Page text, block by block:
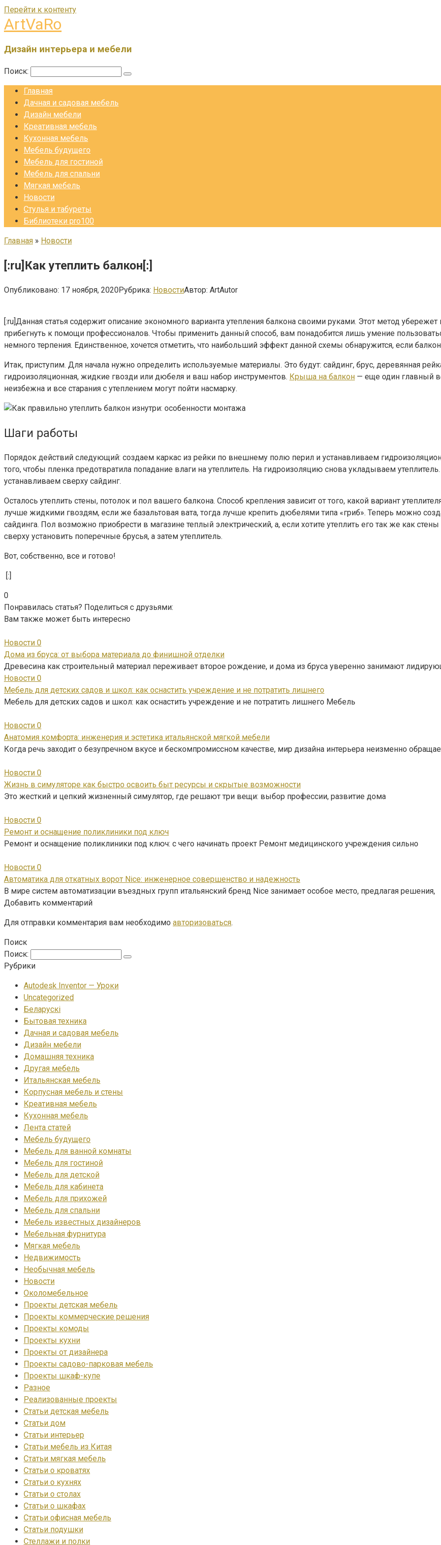
Перейти к контенту
ArtVaRo
Дизайн интерьера и мебели
Поиск:
Главная
Дачная и садовая мебель
Дизайн мебели
Креативная мебель
Кухонная мебель
Мебель будущего
Мебель для гостиной
Мебель для спальни
Мягкая мебель
Новости
Стулья и табуреты
Библиотеки pro100
Главная » Новости
[:ru]Как утеплить балкон[:]
Опубликовано: 17 ноября, 2020Рубрика: НовостиАвтор: ArtAutor
[:ru]Данная статья содержит описание экономного варианта утепления балкона своими руками. Этот метод
прибегнуть к помощи профессионалов. Чтобы применить данный способ, вам понадобится лишь умение
немного терпения. Единственное, хочется отметить, что наибольший эффект данной схемы обнаружится, если
Итак, приступим. Для начала нужно определить используемые материалы. Это будут: сайдинг, брус, деревянная
гидроизоляционная, жидкие гвозди или дюбеля и ваш набор инструментов. Крыша на балкон — еще один главный
неизбежна и все старания с утеплением могут пойти насмарку.
Шаги работы
Порядок действий следующий: создаем каркас из рейки по внешнему полю перил и устанавливаем
того, чтобы пленка предотвратила попадание влаги на утеплитель. На гидроизоляцию снова укладываем
устанавливаем сверху сайдинг.
Осталось утеплить стены, потолок и пол вашего балкона. Способ крепления зависит от того, какой вариант
лучше жидкими гвоздям, если же базальтовая вата, тогда лучше крепить дюбелями типа «гриб». Теперь можно
сайдинга. Пол возможно приобрести в магазине теплый электрический, а, если хотите утеплить его так же как
сверху установить поперечные брусья, а затем утеплитель.
Вот, собственно, все и готово!
[:]
0
Понравилась статья? Поделиться с друзьями:
Вам также может быть интересно
Новости 0
Дома из бруса: от выбора материала до финишной отделки
Древесина как строительный материал переживает второе рождение, и дома из бруса уверенно занимают
Новости 0
Мебель для детских садов и школ: как оснастить учреждение и не потратить лишнего
Мебель для детских садов и школ: как оснастить учреждение и не потратить лишнего Мебель
Новости 0
Анатомия комфорта: инженерия и эстетика итальянской мягкой мебели
Когда речь заходит о безупречном вкусе и бескомпромиссном качестве, мир дизайна интерьера неизменно
Новости 0
Жизнь в симуляторе как быстро освоить быт ресурсы и скрытые возможности
Это жесткий и цепкий жизненный симулятор, где решают три вещи: выбор профессии, развитие дома
Новости 0
Ремонт и оснащение поликлиники под ключ
Ремонт и оснащение поликлиники под ключ: с чего начинать проект Ремонт медицинского учреждения сильно
Новости 0
Автоматика для откатных ворот Nice: инженерное совершенство и надежность
В мире систем автоматизации въездных групп итальянский бренд Nice занимает особое место, предлагая решения,
Добавить комментарий
Для отправки комментария вам необходимо авторизоваться.
Поиск
Поиск:
Рубрики
Autodesk Inventor — Уроки
Uncategorized
Беларускі
Бытовая техника
Дачная и садовая мебель
Дизайн мебели
Домашняя техника
Другая мебель
Итальянская мебель
Корпусная мебель и стены
Креативная мебель
Кухонная мебель
Лента статей
Мебель будущего
Мебель для ванной комнаты
Мебель для гостиной
Мебель для детской
Мебель для кабинета
Мебель для прихожей
Мебель для спальни
Мебель известных дизайнеров
Мебельная фурнитура
Мягкая мебель
Недвижимость
Необычная мебель
Новости
Околомебельное
Проекты детская мебель
Проекты коммерческие решения
Проекты комоды
Проекты кухни
Проекты от дизайнера
Проекты садово-парковая мебель
Проекты шкаф-купе
Разное
Реализованные проекты
Статьи детская мебель
Статьи дом
Статьи интерьер
Статьи мебель из Китая
Статьи мягкая мебель
Статьи о кроватях
Статьи о кухнях
Статьи о столах
Статьи о шкафах
Статьи офисная мебель
Статьи подушки
Стеллажи и полки